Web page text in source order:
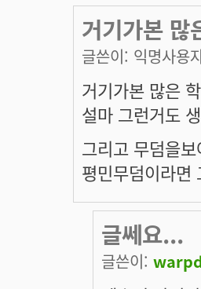
거기가본 많
글쓴이: 익명사용
거기가본 많은
설마 그런거도
그리고 무덤을
평민무덤이라면
글쎄요...
글쓴이: